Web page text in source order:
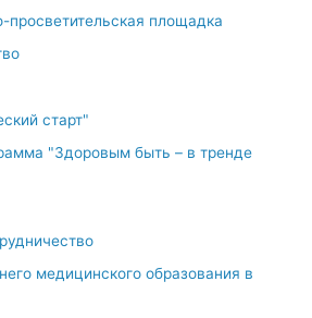
просветительская площадка
старт"
"Здоровым быть – в тренде
медицинского образования в